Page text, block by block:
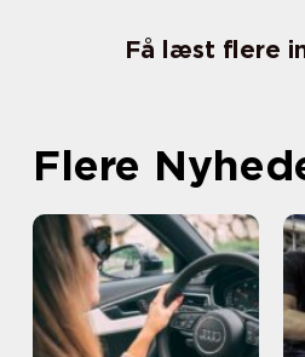
Få læst flere
Flere